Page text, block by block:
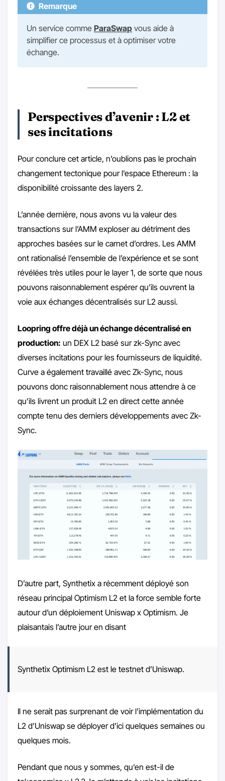
Remarque
Un service comme ParaSwap vous aide à
simplifier ce processus et à optimiser votre
échange.
Perspectives d’avenir : L2 et
ses incitations
Pour conclure cet article, n’oublions pas le prochain
changement tectonique pour l’espace Ethereum : la
disponibilité croissante des layers 2.
L’année dernière, nous avons vu la valeur des
transactions sur l’AMM exploser au détriment des
approches basées sur le carnet d’ordres. Les AMM
ont rationalisé l’ensemble de l’expérience et se sont
révélées très utiles pour le layer 1, de sorte que nous
pouvons raisonnablement espérer qu’ils ouvrent la
voie aux échanges décentralisés sur L2 aussi.
Loopring offre déjà un échange décentralisé en
production: un DEX L2 basé sur zk-Sync avec
diverses incitations pour les fournisseurs de liquidité.
Curve a également travaillé avec Zk-Sync, nous
pouvons donc raisonnablement nous attendre à ce
qu’ils livrent un produit L2 en direct cette année
compte tenu des derniers développements avec Zk-
Sync.
D’autre part, Synthetix a récemment déployé son
réseau principal Optimism L2 et la force semble forte
autour d’un déploiement Uniswap x Optimism. Je
plaisantais l’autre jour en disant
Synthetix Optimism L2 est le testnet d’Uniswap.
Il ne serait pas surprenant de voir l’implémentation du
L2 d’Uniswap se déployer d’ici quelques semaines ou
quelques mois.
Pendant que nous y sommes, qu’en est-il de